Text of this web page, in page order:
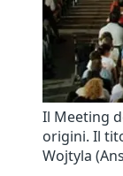
Il Meeting
origini. Il
Wojtyla